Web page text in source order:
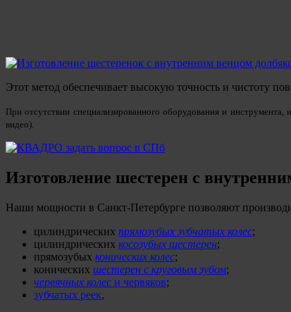
Этот метод обеспечивает высокую точность и чистоту
При отсутствии специализированного оборудования и инструмента,
видео).
Изготовление шестерен с
Наши мощности в Санкт-Петербурге позволяют
цилиндрических прямозубых зубчатых колес;
цилиндрических косозубых шестерен;
прямозубых конических колес;
конических шестерен с круговым зубом;
червячных колес и червяков;
зубчатых реек,